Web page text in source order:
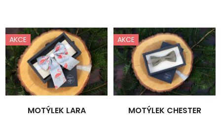
AKCE
MOTÝLEK LARA
AKCE
MOTÝLEK CHESTER